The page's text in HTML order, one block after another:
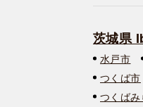
茨城県
水戸市
つくば市
つくば